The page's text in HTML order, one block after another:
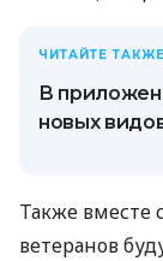
ЧИТАЙТЕ ТАКЖЕ
В
новых
Также вместе
ветеранов